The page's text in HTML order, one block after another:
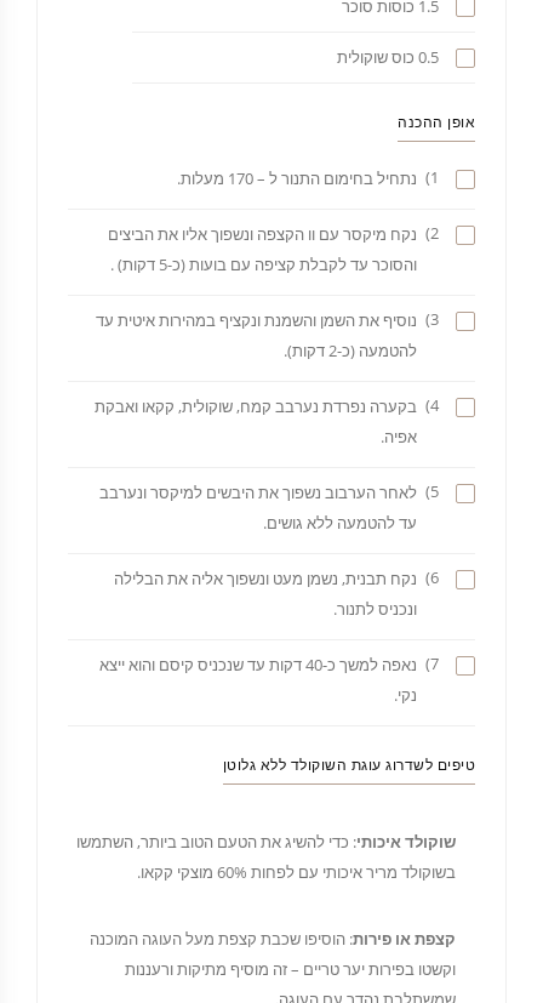
1.5 כוסות סוכר
0.5 כוס שוקולית
אופן ההכנה
1) נתחיל בחימום התנור ל – 170 מעלות.
2)
נקח מיקסר עם וו הקצפה ונשפוך אליו את הביצים
והסוכר עד לקבלת קציפה עם בועות (כ-5 דקות) .
3)
נוסיף את השמן והשמנת ונקציף במהירות איטית עד
להטמעה (כ-2 דקות).
4)
בקערה נפרדת נערבב קמח, שוקולית, קקאו ואבקת
אפיה.
5)
לאחר הערבוב נשפוך את היבשים למיקסר ונערבב
עד להטמעה ללא גושים.
6)
נקח תבנית, נשמן מעט ונשפוך אליה את הבלילה
ונכניס לתנור.
7)
נאפה למשך כ-40 דקות עד שנכניס קיסם והוא ייצא
נקי.
טיפים לשדרוג עוגת השוקולד ללא גלוטן
שוקולד איכותי: כדי להשיג את הטעם הטוב ביותר, השתמשו
בשוקולד מריר איכותי עם לפחות 60% מוצקי קקאו.
קצפת או פירות: הוסיפו שכבת קצפת מעל העוגה המוכנה
וקשטו בפירות יער טריים – זה מוסיף מתיקות ורעננות